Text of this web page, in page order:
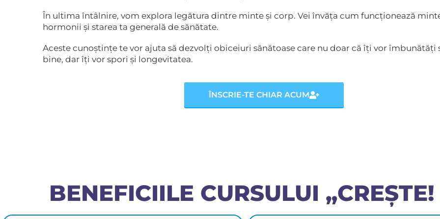
În ultima întâlnire, vom explora legătura dintre minte și corp. Vei învăța cum funcționează
hormonii și starea ta generală de sănătate.
Aceste cunoștințe te vor ajuta să dezvolți obiceiuri sănătoase care nu doar că îți vor îmbunătăți
bine, dar îți vor spori și longevitatea.
ÎNSCRIE-TE CHIAR ACUM
BENEFICIILE CURSULUI